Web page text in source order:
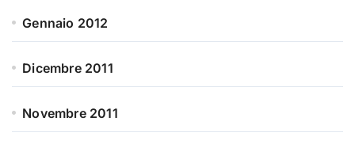
Gennaio 2012
Dicembre 2011
Novembre 2011